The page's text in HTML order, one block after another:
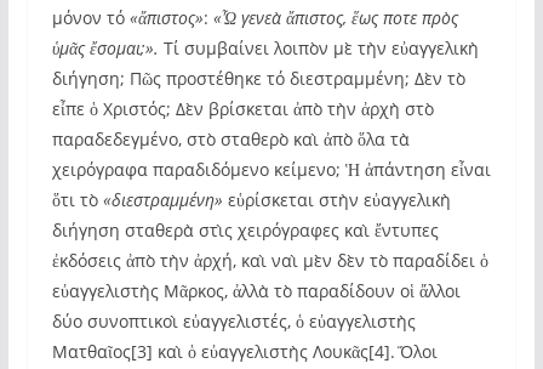
μόνον τό «ἄπιστος»: «Ὦ γενεὰ ἄπιστος, ἕως ποτε πρὸς
ὑμᾶς ἔσομαι;». Τί συμβαίνει λοιπὸν μὲ τὴν εὐαγγελικὴ
διήγηση; Πῶς προστέθηκε τό διεστραμμένη; Δὲν τὸ
εἶπε ὁ Χριστός; Δὲν βρίσκεται ἀπὸ τὴν ἀρχὴ στὸ
παραδεδεγμένο, στὸ σταθερὸ καὶ ἀπὸ ὅλα τὰ
χειρόγραφα παραδιδόμενο κείμενο; Ἡ ἀπάντηση εἶναι
ὅτι τὸ «διεστραμμένη» εὑρίσκεται στὴν εὐαγγελικὴ
διήγηση σταθερὰ στὶς χειρόγραφες καὶ ἔντυπες
ἐκδόσεις ἀπὸ τὴν ἀρχή, καὶ ναὶ μὲν δὲν τὸ παραδίδει ὁ
εὐαγγελιστὴς Μᾶρκος, ἀλλὰ τὸ παραδίδουν οἱ ἄλλοι
δύο συνοπτικοὶ εὐαγγελιστές, ὁ εὐαγγελιστὴς
Ματθαῖος[3] καὶ ὁ εὐαγγελιστὴς Λουκᾶς[4]. Ὅλοι